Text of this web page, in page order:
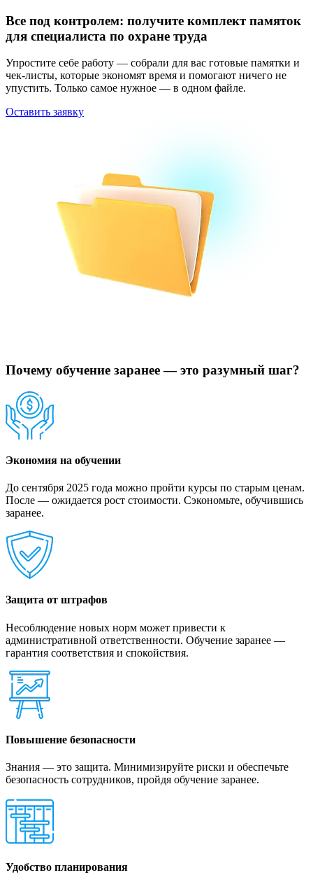
Все под контролем: получите комплект памяток
для специалиста по охране труда
Упростите себе работу — собрали для вас готовые памятки и
чек-листы, которые экономят время и помогают ничего не
упустить. Только самое нужное — в одном файле.
Оставить заявку
Почему обучение заранее — это разумный шаг?
Экономия на обучении
До сентября 2025 года можно пройти курсы по старым ценам.
После — ожидается рост стоимости. Сэкономьте, обучившись
заранее.
Защита от штрафов
Несоблюдение новых норм может привести к
административной ответственности. Обучение заранее —
гарантия соответствия и спокойствия.
Повышение безопасности
Знания — это защита. Минимизируйте риски и обеспечьте
безопасность сотрудников, пройдя обучение заранее.
Удобство планирования